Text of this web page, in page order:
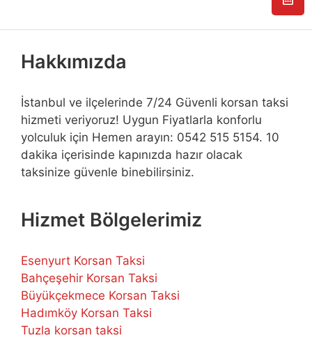
Hakkımızda
İstanbul ve ilçelerinde 7/24 Güvenli korsan taksi
hizmeti veriyoruz! Uygun Fiyatlarla konforlu
yolculuk için Hemen arayın: 0542 515 5154. 10
dakika içerisinde kapınızda hazır olacak
taksinize güvenle binebilirsiniz.
Hizmet Bölgelerimiz
Esenyurt Korsan Taksi
Bahçeşehir Korsan Taksi
Büyükçekmece Korsan Taksi
Hadımköy Korsan Taksi
Tuzla korsan taksi